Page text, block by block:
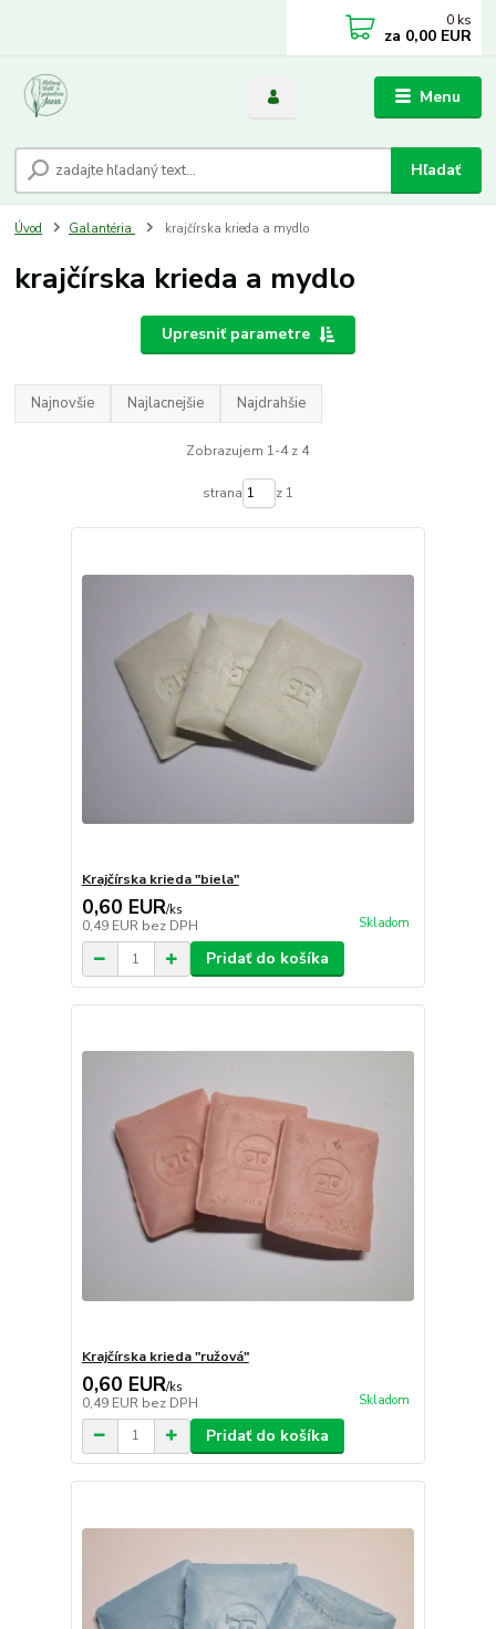
Menu
Hľadať
0 ks
za 0,00 EUR
Úvod Galantéria krajčírska krieda a mydlo
krajčírska krieda a mydlo
Upresniť parametre
Najnovšie Najlacnejšie Najdrahšie
Zobrazujem 1-4 z 4
strana z 1
Krajčírska krieda "biela"
0,60 EUR/ks
0,49 EUR bez DPH Skladom
Pridať do košíka
Krajčírska krieda "ružová"
0,60 EUR/ks
0,49 EUR bez DPH Skladom
Pridať do košíka